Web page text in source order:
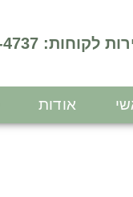
לקוחות: 050-591-4737
אודות